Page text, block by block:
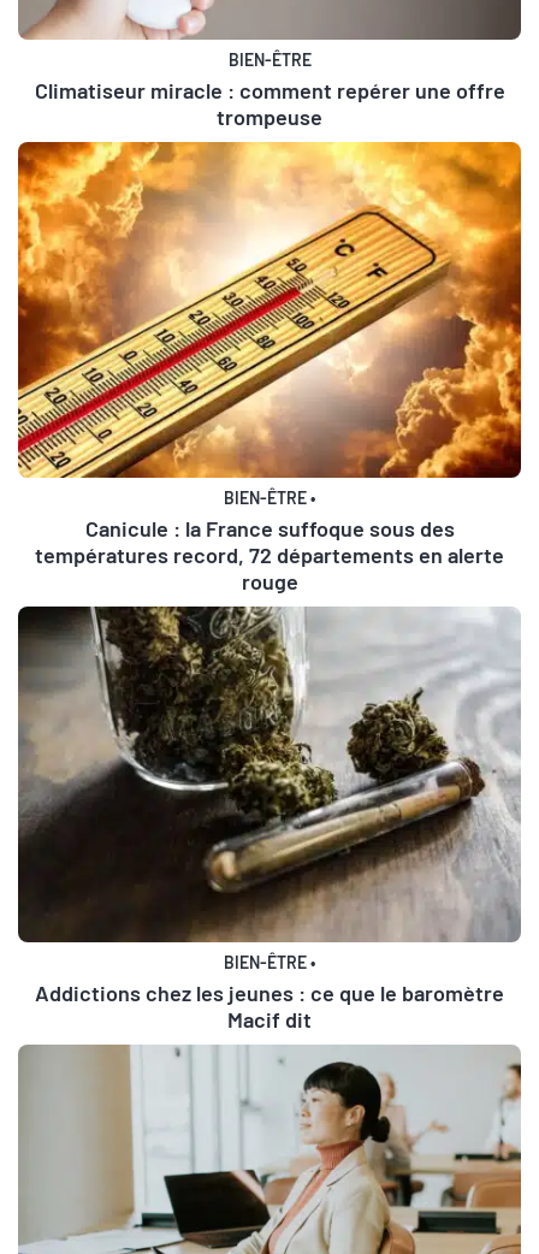
BIEN-ÊTRE
Climatiseur miracle : comment repérer une offre
trompeuse
BIEN-ÊTRE•
Canicule : la France suffoque sous des
températures record, 72 départements en alerte
rouge
BIEN-ÊTRE•
Addictions chez les jeunes : ce que le baromètre
Macif dit